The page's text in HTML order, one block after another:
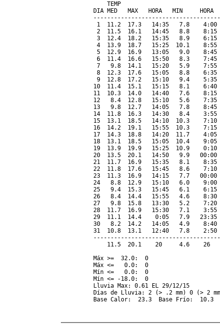
TEMP
DIA MED   MAX   HORA   MIN
1  11.2  17.3   14:35   7.8
2  11.5  16.1   14:45   8.8
3  12.4  18.2   15:35   8.9
4  13.9  18.7   15:25  10.1
5  12.9  16.9   13:05   9.0
6  11.4  16.6   15:50   8.3
7   9.8  14.1   15:20   5.9
8  12.3  17.6   15:05   8.8
9  12.8  17.2   15:10   9.4
10  11.4  15.1   15:15   8.1
11  10.3  14.0   14:40   7.6
12   8.4  12.8   15:10   5.6
13   9.8  12.7   14:05   7.8
14  11.8  16.3   14:30   8.4
15  13.1  18.5   14:10  10.3
16  14.2  19.1   15:55  10.3
17  14.3  18.8   14:20  11.7
18  13.1  18.5   15:05  10.4
19  13.9  19.9   15:25  10.9
20  13.5  20.1   14:50   9.9
21  11.7  16.9   15:35   8.1
22  11.8  17.6   15:45   8.6
23  11.3  16.9   14:15   7.7
24   8.8  12.9   15:10   6.0
25   9.4  15.3   15:45   6.1
26   8.4  14.4   15:55   4.6
27   9.8  15.8   13:30   5.2
28  11.7  16.9   15:30   7.1
29  11.1  14.4    0:05   7.9
30   8.2  14.2   14:05   4.9
31  10.8  13.1   12:40   7.8
11.5  20.1    20     4.6    26
Máx >=  32.0:  0
Máx <=   0.0:  0
Mín <=   0.0:  0
Mín <= -18.0:  0
Lluvia Max: 0.61 EL 29/12/15
Días de Lluvia: 2 (> .2 mm) 0 (> 2